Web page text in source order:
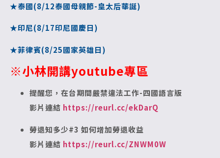
★泰國(8/12泰國母親節-皇太后華誕)
★印尼(8/17印尼國慶日)
★菲律賓(8/25國家英雄日)
※小林開講youtube專區
提醒您，在台期間嚴禁違法工作-四國語言版
影片連結 https://reurl.cc/ekDarQ
勞退知多少#3 如何增加勞退收益
影片連結 https://reurl.cc/ZNWM0W